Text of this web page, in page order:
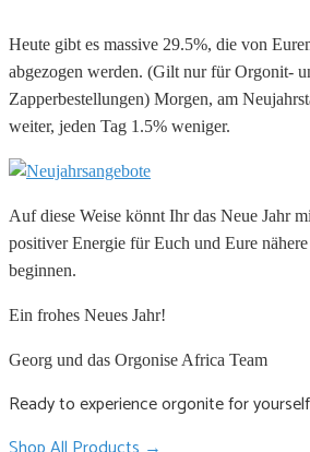
Heute gibt es massive 29.5%, die von
abgezogen werden. (Gilt nur für Orgonit-
Zapperbestellungen) Morgen, am
weiter, jeden Tag 1.5% weniger.
Auf diese Weise könnt Ihr das Neue Jahr
positiver Energie für Euch und Eure
beginnen.
Ein frohes Neues Jahr!
Georg und das Orgonise Africa Team
Ready to experience orgonite for